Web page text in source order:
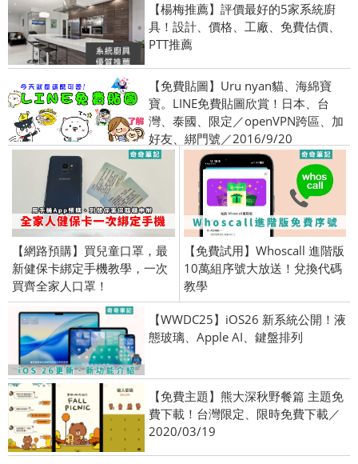
【楊梅推薦】評價最好的5家系統廚
具！設計、價格、工廠、免費估價、
PTT推薦
【免費貼圖】Uru nyan貓、海綿寶
寶。LINE免費貼圖欣賞！日本、台
灣、泰國、限定／openVPN跨區、加
好友、綁門號／2016/9/20
【網路預購】買兒童口罩，最
新健保卡綁定手機教學，一次
買齊全家人口罩！
【免費試用】Whoscall 進階版
10萬組序號大放送！兌換代碼
教學
【WWDC25】iOS26 新系統公開！液
態玻璃、Apple AI、鍵盤排列
【免費主題】熊大深秋野餐篇 主題免
費下載！台灣限定、限時免費下載／
2020/03/19